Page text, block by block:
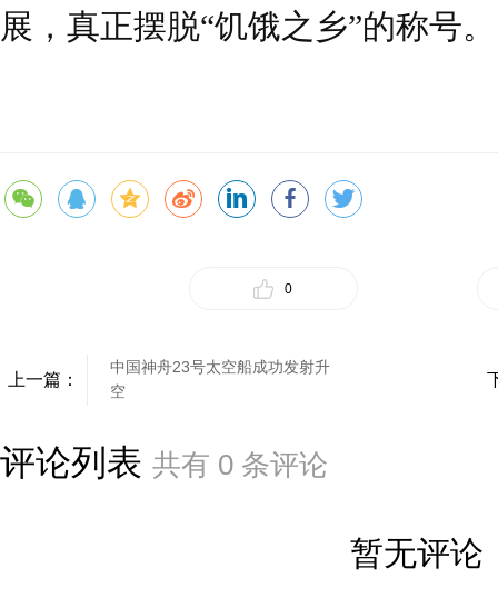
展，真正摆脱“饥饿之乡”的称号。
0
上一篇：
中国神舟23号太空船成功发射升
空
评论列表 共有 0 条评论
暂无评论